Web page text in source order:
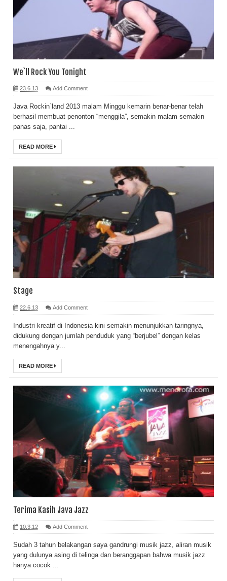
We`ll Rock You Tonight
23.6.13 Add Comment
Java Rockin`land 2013 malam Minggu kemarin benar-benar telah
berhasil membuat penonton “menggila”, semakin malam semakin
panas saja, pantai ...
READ MORE
Stage
22.6.13 Add Comment
Industri kreatif di Indonesia kini semakin menunjukkan taringnya,
didukung dengan jumlah penduduk yang “berjubel” dengan kelas
menengahnya y...
READ MORE
Terima Kasih Java Jazz
10.3.12 Add Comment
Sudah 3 tahun belakangan saya gandrungi musik jazz, aliran musik
yang dulunya asing di telinga dan beranggapan bahwa musik jazz
hanya cocok ...